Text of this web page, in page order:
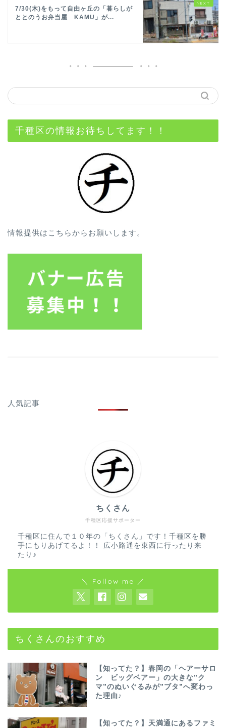
7/30(木)をもって自由ヶ丘の「暮らしが
ととのうお弁当屋 KAMU」が...
千種区の情報お待ちしてます！！
情報提供はこちらからお願いします。
人気記事
千種区応援サポーター
ちくさん
千種区に住んで１０年の「ちくさん」です！千種区を勝
手にもりあげてるよ！！ 広小路通を東西に行ったり来
たり♪
＼ Follow me ／
ちくさんのおすすめ
【知ってた？】春岡の「ヘアーサロ
ン ビッグベアー」の大きな”ク
マ”のぬいぐるみが”ブタ”へ変わっ
た理由♪
【知ってた？】天満通にあるファミ